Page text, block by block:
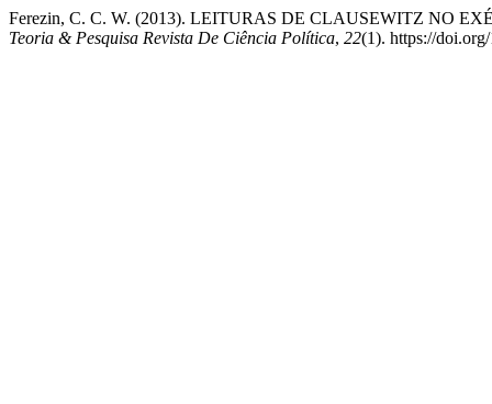
Ferezin, C. C. W. (2013). LEITURAS DE CLAUSEWITZ NO
Teoria & Pesquisa Revista De Ciência Política, 22(1). https://